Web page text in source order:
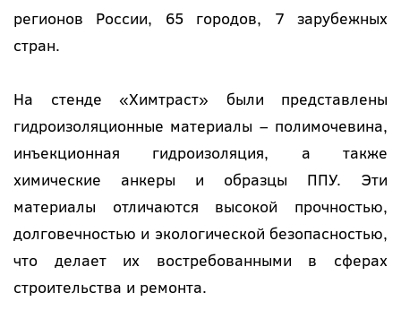
регионов России, 65 городов, 7 зарубежных
стран.
На стенде «Химтраст» были представлены
гидроизоляционные материалы – полимочевина,
инъекционная гидроизоляция, а также
химические анкеры и образцы ППУ. Эти
материалы отличаются высокой прочностью,
долговечностью и экологической безопасностью,
что делает их востребованными в сферах
строительства и ремонта.